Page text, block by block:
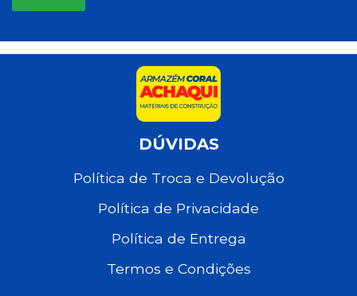
DÚVIDAS
Política de Troca e Devolução
Política de Privacidade
Política de Entrega
Termos e Condições